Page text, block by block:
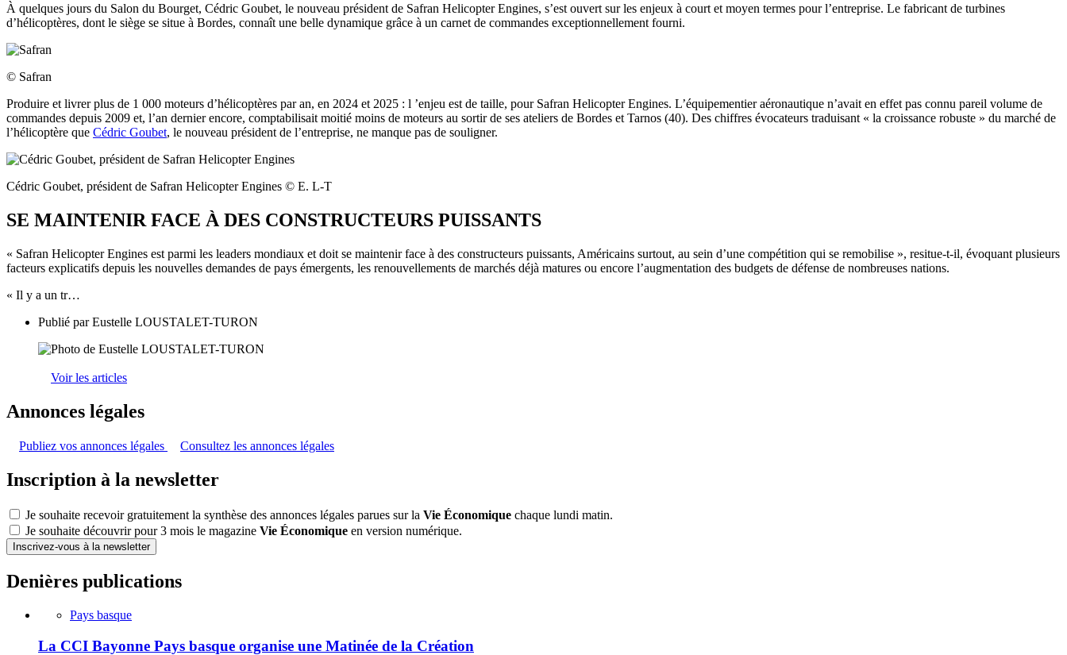
À quelques jours du Salon du Bourget, Cédric Goubet, le nouveau président de Safran Helicopter Engines, s’est ouvert sur les enjeux à court et moyen termes pour l’entreprise. Le fabricant de turbines
d’hélicoptères, dont le siège se situe à Bordes, connaît une belle dynamique grâce à un carnet de commandes exceptionnellement fourni.
© Safran
Produire et livrer plus de 1 000 moteurs d’hélicoptères par an, en 2024 et 2025 : l ’enjeu est de taille, pour Safran Helicopter Engines. L’équipementier aéronautique n’avait en effet pas connu pareil volume de
commandes depuis 2009 et, l’an dernier encore, comptabilisait moitié moins de moteurs au sortir de ses ateliers de Bordes et Tarnos (40). Des chiffres évocateurs traduisant « la croissance robuste » du marché de
l’hélicoptère que Cédric Goubet, le nouveau président de l’entreprise, ne manque pas de souligner.
Cédric Goubet, président de Safran Helicopter Engines © E. L-T
SE MAINTENIR FACE À DES CONSTRUCTEURS PUISSANTS
« Safran Helicopter Engines est parmi les leaders mondiaux et doit se maintenir face à des constructeurs puissants, Américains surtout, au sein d’une compétition qui se remobilise », resitue-t-il, évoquant plusieurs
facteurs explicatifs depuis les nouvelles demandes de pays émergents, les renouvellements de marchés déjà matures ou encore l’augmentation des budgets de défense de nombreuses nations.
« Il y a un tr…
Publié parEustelle LOUSTALET-TURON
Voir les articles
Annonces légales
Publiez vos annonces légales Consultez les annonces légales
Inscription à la newsletter
Je souhaite recevoir gratuitement la synthèse des annonces légales parues sur la Vie Économique chaque lundi matin.
Je souhaite découvrir pour 3 mois le magazine Vie Économique en version numérique.
Inscrivez-vous à la newsletter
Denières publications
Pays basque
La CCI Bayonne Pays basque organise une Matinée de la Création